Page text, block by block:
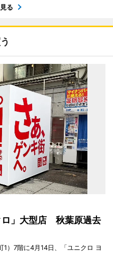
る
ロ」大型店 秋葉原過去
）7階に4月14日、「ユニクロ ヨ